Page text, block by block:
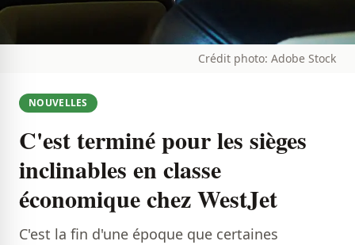
Crédit photo: Adobe Stock
NOUVELLES
C'est terminé pour les sièges
inclinables en classe
économique chez WestJet
C'est la fin d'une époque que certaines